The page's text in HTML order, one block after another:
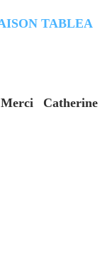
TABLEA
Merci Catherine